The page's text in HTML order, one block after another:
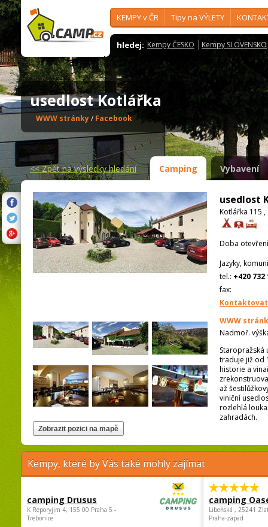
KEMPY v ČR Tipy na VÝLETY
hledej: Kempy ČESKO Kempy SLOVENSKO
usedlost Kotlářka
WWW stránky/ Facebook
<<Zpět na výsledky hledání Camping Vybavení
usedlost
Kotlářka 115 ,
Doba
Jazyky,
tel.: +420 732
fax:
WWW
Nadmoř.
Staropražská
traduje již od
historie a
až
viniční
rozlehlá
zahradách.
Kempy, které by Vás také mohly zajímat
camping Drusus
K Reporyjim 4, 155 00 Praha 5 -
Trebonice
camping
Libeňská , 25241
Praha-západ